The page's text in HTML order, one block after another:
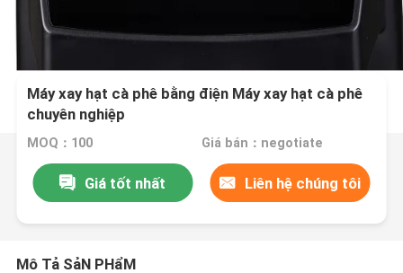
Máy xay hạt cà phê bằng điện Máy xay hạt cà phê
chuyên nghiệp
MOQ：100 Giá bán：negotiate
Giá tốt nhất Liên hệ chúng tôi
Mô Tả SảN PHẩM